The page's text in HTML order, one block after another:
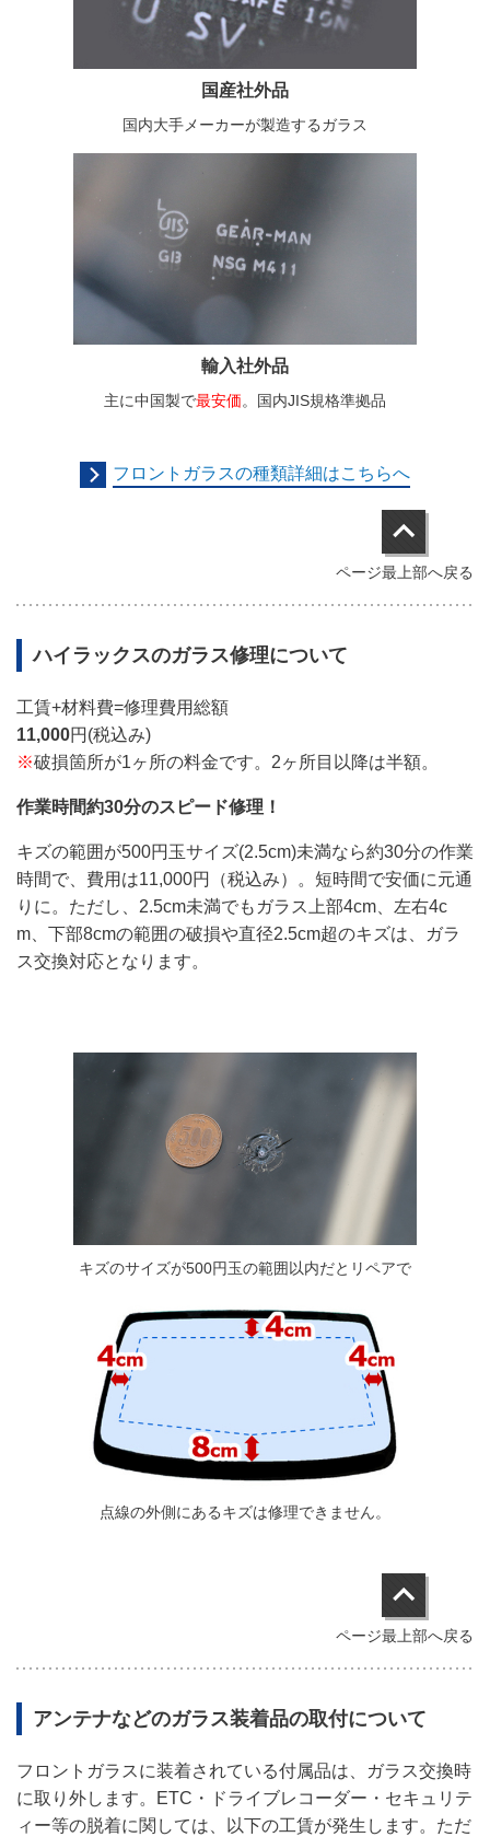
国産社外品
国内大手メーカーが製造するガラス
輸入社外品
主に中国製で最安価。国内JIS規格準拠品
フロントガラスの種類詳細はこちらへ
ページ最上部へ戻る
ハイラックスのガラス修理について
工賃+材料費=修理費用総額
11,000円(税込み)
※破損箇所が1ヶ所の料金です。2ヶ所目以降は半額。
作業時間約30分のスピード修理！
キズの範囲が500円玉サイズ(2.5cm)未満なら約30分の作業
時間で、費用は11,000円（税込み）。短時間で安価に元通
りに。ただし、 2.5cm未満でも ガラス上部4cm、左右4c
m、下部8cmの範囲の破損や直径2.5cm超のキズは、ガラ
ス交換対応となります。
キズのサイズが500円玉の範囲以内だとリペアで
点線の外側にあるキズは修理できません。
ページ最上部へ戻る
アンテナなどのガラス装着品の取付について
フロントガラスに装着されている付属品は、ガラス交換時
に取り外します。
ETC・ドライブレコーダー・セキュリテ
ィー等の脱着に関しては、以下の工賃が発生します。 ただ